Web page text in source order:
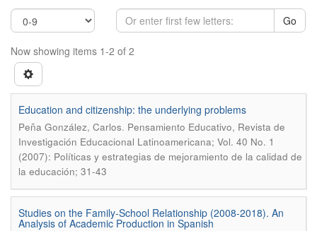
Go
Now showing items 1-2 of 2
Education and citizenship: the underlying problems
Peña González, Carlos. Pensamiento Educativo, Revista de
Investigación Educacional Latinoamericana; Vol. 40 No. 1
(2007): Políticas y estrategias de mejoramiento de la calidad de
la educación; 31-43
Studies on the Family-School Relationship (2008-2018). An
Analysis of Academic Production in Spanish